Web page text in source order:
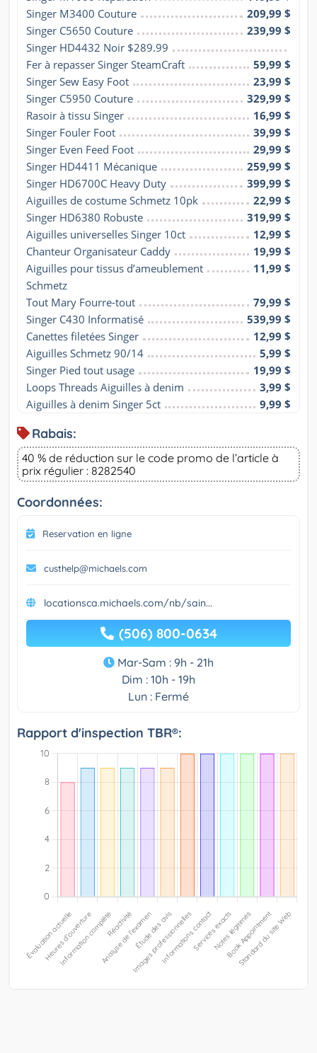
Singer M3400 Couture
209,99 $
Singer C5650 Couture
239,99 $
Singer HD4432 Noir $289.99
Fer à repasser Singer SteamCraft
59,99 $
Singer Sew Easy Foot
23,99 $
Singer C5950 Couture
329,99 $
Rasoir à tissu Singer
16,99 $
Singer Fouler Foot
39,99 $
Singer Even Feed Foot
29,99 $
Singer HD4411 Mécanique
259,99 $
Singer HD6700C Heavy Duty
399,99 $
Aiguilles de costume Schmetz 10pk
22,99 $
Singer HD6380 Robuste
319,99 $
Aiguilles universelles Singer 10ct
12,99 $
Chanteur Organisateur Caddy
19,99 $
Aiguilles pour tissus d’ameublement
Schmetz
11,99 $
Tout Mary Fourre-tout
79,99 $
Singer C430 Informatisé
539,99 $
Canettes filetées Singer
12,99 $
Aiguilles Schmetz 90/14
5,99 $
Singer Pied tout usage
19,99 $
Loops Threads Aiguilles à denim
3,99 $
Aiguilles à denim Singer 5ct
9,99 $
Rabais:
40 % de réduction sur le code promo de l’article à
prix régulier : 8282540
Coordonnées:
Reservation en ligne
custhelp@michaels.com
locationsca.michaels.com/nb/sain...
(506) 800-0634
Mar-Sam : 9h - 21h
Dim : 10h - 19h
Lun : Fermé
Rapport d'inspection TBR®: